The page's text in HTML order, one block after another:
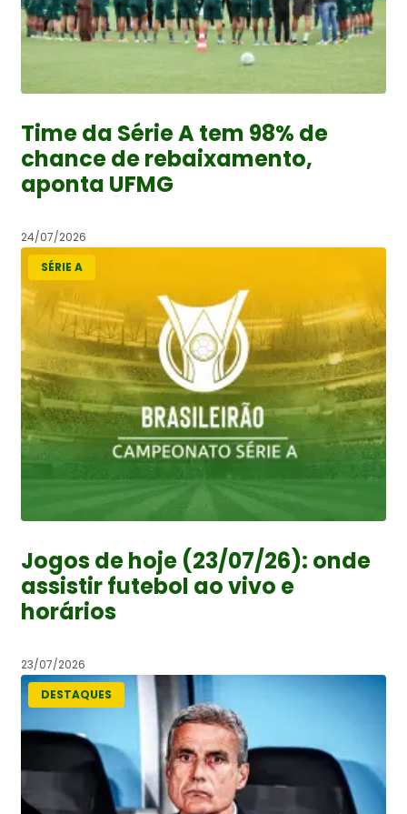
Time da Série A tem 98% de
chance de rebaixamento,
aponta UFMG
24/07/2026
SÉRIE A
Jogos de hoje (23/07/26): onde
assistir futebol ao vivo e
horários
23/07/2026
DESTAQUES